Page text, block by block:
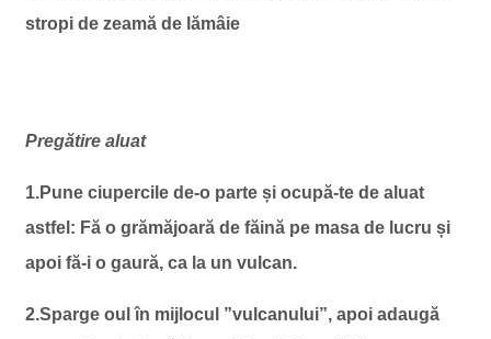
stropi de zeamă de lămâie
Pregătire aluat
1.Pune ciupercile de-o parte și ocupă-te de aluat
astfel: Fă o grămăjoară de făină pe masa de lucru și
apoi fă-i o gaură, ca la un vulcan.
2.Sparge oul în mijlocul ”vulcanului”, apoi adaugă